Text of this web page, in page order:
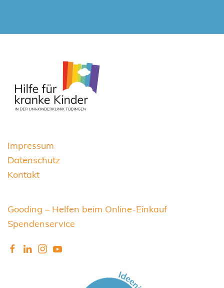
Impressum
Datenschutz
Kontakt
Gooding – Helfen beim Online-Einkauf
Spendenservice